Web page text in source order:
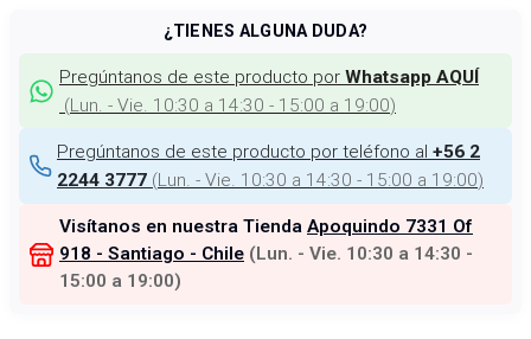
¿TIENES ALGUNA DUDA?
Pregúntanos de este producto por Whatsapp AQUÍ
(Lun. - Vie. 10:30 a 14:30 - 15:00 a 19:00)
Pregúntanos de este producto por teléfono al +56 2
2244 3777 (Lun. - Vie. 10:30 a 14:30 - 15:00 a 19:00)
Visítanos en nuestra Tienda Apoquindo 7331 Of
918 - Santiago - Chile (Lun. - Vie. 10:30 a 14:30 -
15:00 a 19:00)